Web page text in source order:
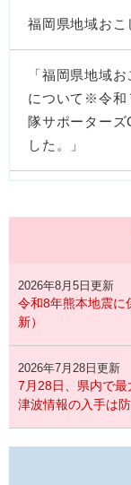
福岡県地域おこ
「福岡県地域
について※令和
隊サポーター
した。」
2026年8月5日更新
令和8年熊本地震に
新）
2026年7月28日更新
7月28日、県内で最
津波情報の入手は